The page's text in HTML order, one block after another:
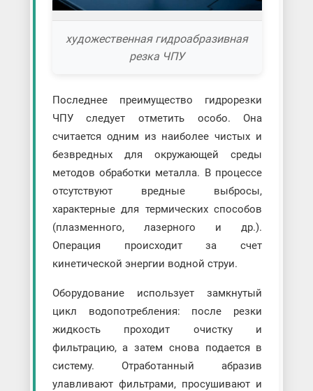
художественная гидроабразивная
резка ЧПУ
Последнее преимущество гидрорезки
ЧПУ следует отметить особо. Она
считается одним из наиболее чистых и
безвредных для окружающей среды
методов обработки металла. В процессе
отсутствуют вредные выбросы,
характерные для термических способов
(плазменного, лазерного и др.).
Операция происходит за счет
кинетической энергии водной струи.
Оборудование использует замкнутый
цикл водопотребления: после резки
жидкость проходит очистку и
фильтрацию, а затем снова подается в
систему. Отработанный абразив
улавливают фильтрами, просушивают и